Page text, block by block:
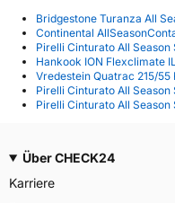
Bridgestone Turanza All
Continental
Pirelli Cinturato All Season
Hankook ION Flexclimate
Vredestein Quatrac 215/55
Pirelli Cinturato All Season
Pirelli Cinturato All Season
Über CHECK24
Karriere